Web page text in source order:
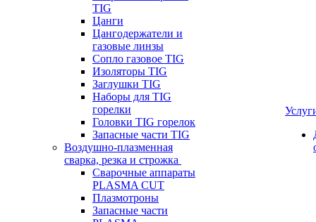
TIG
Цанги
Цангодержатели и
газовые линзы
Сопло газовое TIG
Изоляторы TIG
Заглушки TIG
Наборы для TIG
горелки
Головки TIG горелок
Запасные части TIG
Воздушно-плазменная
сварка, резка и строжка
Сварочные аппараты
PLASMA CUT
Плазмотроны
Запасные части